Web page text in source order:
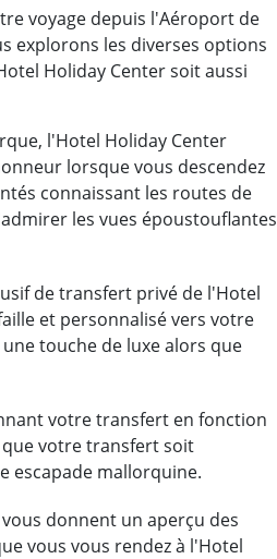
voyage depuis l'Aéroport de
explorons les diverses options
Holiday Center soit aussi
l'Hotel Holiday Center
lorsque vous descendez
connaissant les routes de
les vues époustouflantes
de transfert privé de l'Hotel
et personnalisé vers votre
touche de luxe alors que
votre transfert en fonction
que votre transfert soit
escapade mallorquine.
donnent un aperçu des
vous vous rendez à l'Hotel